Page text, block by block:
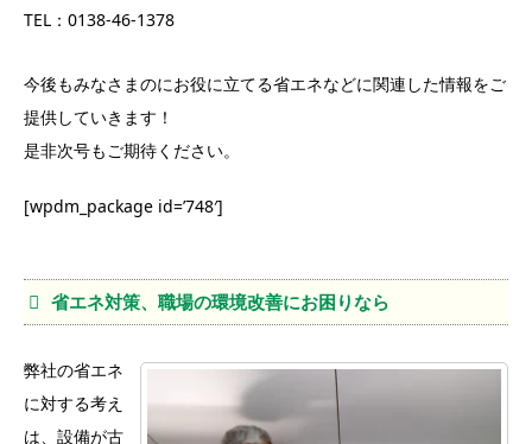
TEL：0138-46-1378
今後もみなさまのにお役に立てる省エネなどに関連した情報をご
提供していきます！
是非次号もご期待ください。
[wpdm_package id=’748′]
省エネ対策、職場の環境改善にお困りなら
弊社の省エネ
に対する考え
は、設備が古